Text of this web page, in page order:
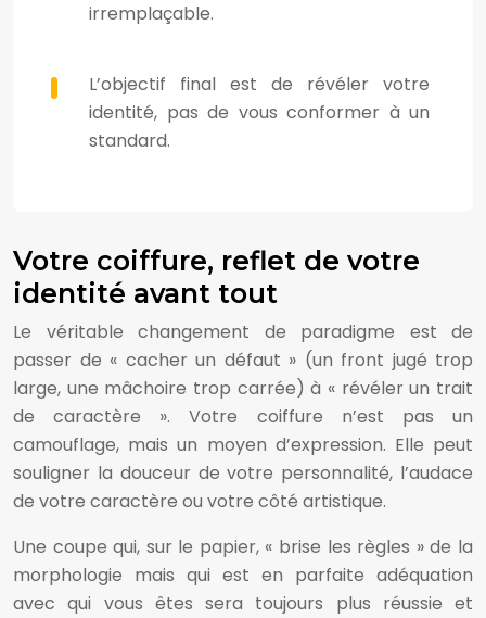
irremplaçable.
L’objectif final est de révéler votre
identité, pas de vous conformer à un
standard.
Votre coiffure, reflet de votre
identité avant tout
Le véritable changement de paradigme est de
passer de « cacher un défaut » (un front jugé trop
large, une mâchoire trop carrée) à « révéler un trait
de caractère ». Votre coiffure n’est pas un
camouflage, mais un moyen d’expression. Elle peut
souligner la douceur de votre personnalité, l’audace
de votre caractère ou votre côté artistique.
Une coupe qui, sur le papier, « brise les règles » de la
morphologie mais qui est en parfaite adéquation
avec qui vous êtes sera toujours plus réussie et